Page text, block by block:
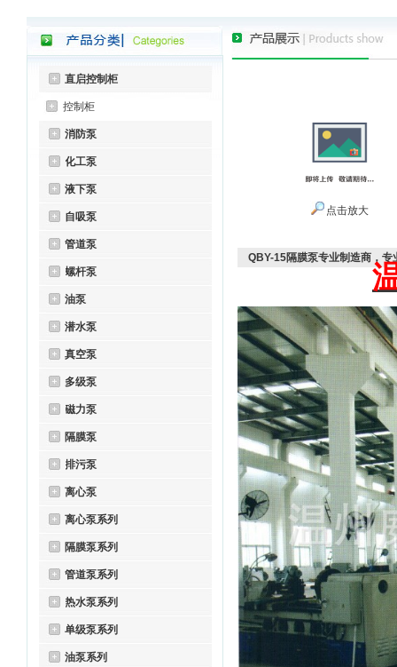
直启控制柜
控制柜
消防泵
化工泵
液下泵
自吸泵
管道泵
螺杆泵
油泵
潜水泵
真空泵
多级泵
磁力泵
隔膜泵
排污泵
离心泵
离心泵系列
隔膜泵系列
管道泵系列
热水泵系列
单级泵系列
油泵系列
点击放大
QBY-15隔膜泵专业制造商，